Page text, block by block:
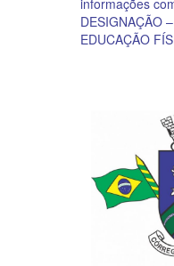
informações
DESIGNAÇÃO
EDUCAÇÃO